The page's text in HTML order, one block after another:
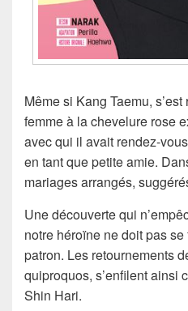
Même si Kang Taemu,
femme à la chevelure rose
avec qui il avait rendez-
en tant que petite amie.
mariages arrangés,
Une découverte qui
notre héroïne ne doit pas
patron. Les retournements
quiproquos, s’enfilent ainsi
Shin Hari.